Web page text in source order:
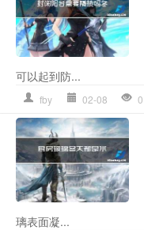
可以起到防...
fby 02-08 0
璃表面凝...